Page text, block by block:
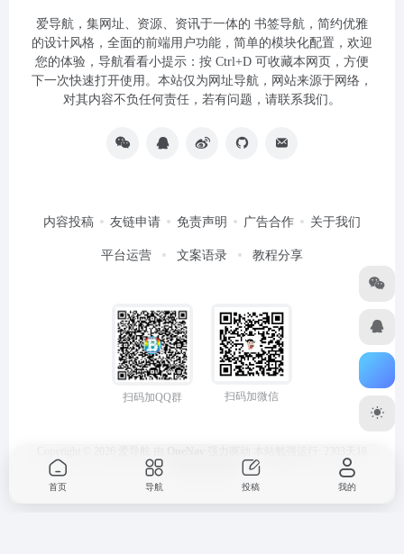
爱导航，集网址、资源、资讯于一体的 书签导航，简约优雅
的设计风格，全面的前端用户功能，简单的模块化配置，欢迎
您的体验，导航看看小提示：按 Ctrl+D 可收藏本网页，方便
下一次快速打开使用。本站仅为网址导航，网站来源于网络，
对其内容不负任何责任，若有问题，请联系我们。
内容投稿 友链申请 免责声明 广告合作 关于我们
平台运营 文案语录 教程分享
扫码加QQ群 扫码加微信
首页 导航 投稿 我的